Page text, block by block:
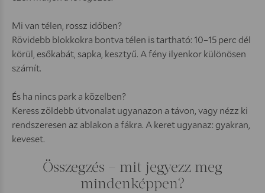
Mi van télen, rossz időben?
Rövidebb blokkokra bontva télen is tartható: 10–15 perc dél
körül, esőkabát, sapka, kesztyű. A fény ilyenkor különösen
számít.
És ha nincs park a közelben?
Keress zöldebb útvonalat ugyanazon a távon, vagy nézz ki
rendszeresen az ablakon a fákra. A keret ugyanaz: gyakran,
keveset.
Összegzés – mit jegyezz meg
mindenképpen?